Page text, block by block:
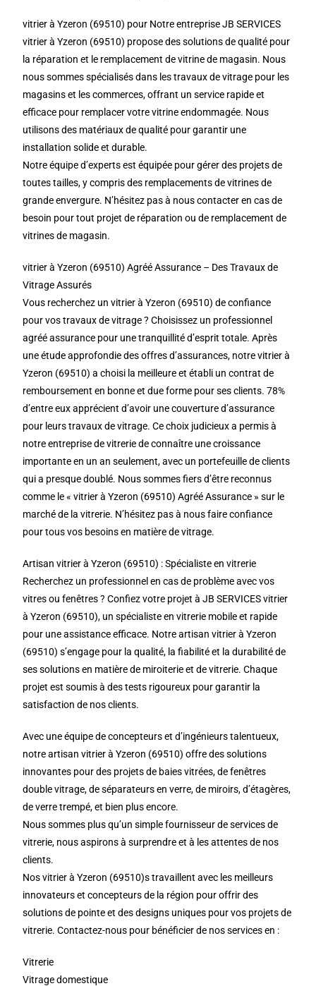
vitrier à Yzeron (69510) pour Notre entreprise JB SERVICES
vitrier à Yzeron (69510) propose des solutions de qualité pour
la réparation et le remplacement de vitrine de magasin. Nous
nous sommes spécialisés dans les travaux de vitrage pour les
magasins et les commerces, offrant un service rapide et
efficace pour remplacer votre vitrine endommagée. Nous
utilisons des matériaux de qualité pour garantir une
installation solide et durable.
Notre équipe d’experts est équipée pour gérer des projets de
toutes tailles, y compris des remplacements de vitrines de
grande envergure. N’hésitez pas à nous contacter en cas de
besoin pour tout projet de réparation ou de remplacement de
vitrines de magasin.
vitrier à Yzeron (69510) Agréé Assurance – Des Travaux de
Vitrage Assurés
Vous recherchez un vitrier à Yzeron (69510) de confiance
pour vos travaux de vitrage ? Choisissez un professionnel
agréé assurance pour une tranquillité d’esprit totale. Après
une étude approfondie des offres d’assurances, notre vitrier à
Yzeron (69510) a choisi la meilleure et établi un contrat de
remboursement en bonne et due forme pour ses clients. 78%
d’entre eux apprécient d’avoir une couverture d’assurance
pour leurs travaux de vitrage. Ce choix judicieux a permis à
notre entreprise de vitrerie de connaître une croissance
importante en un an seulement, avec un portefeuille de clients
qui a presque doublé. Nous sommes fiers d’être reconnus
comme le « vitrier à Yzeron (69510) Agréé Assurance » sur le
marché de la vitrerie. N’hésitez pas à nous faire confiance
pour tous vos besoins en matière de vitrage.
Artisan vitrier à Yzeron (69510) : Spécialiste en vitrerie
Recherchez un professionnel en cas de problème avec vos
vitres ou fenêtres ? Confiez votre projet à JB SERVICES vitrier
à Yzeron (69510), un spécialiste en vitrerie mobile et rapide
pour une assistance efficace. Notre artisan vitrier à Yzeron
(69510) s’engage pour la qualité, la fiabilité et la durabilité de
ses solutions en matière de miroiterie et de vitrerie. Chaque
projet est soumis à des tests rigoureux pour garantir la
satisfaction de nos clients.
Avec une équipe de concepteurs et d’ingénieurs talentueux,
notre artisan vitrier à Yzeron (69510) offre des solutions
innovantes pour des projets de baies vitrées, de fenêtres
double vitrage, de séparateurs en verre, de miroirs, d’étagères,
de verre trempé, et bien plus encore.
Nous sommes plus qu’un simple fournisseur de services de
vitrerie, nous aspirons à surprendre et à les attentes de nos
clients.
Nos vitrier à Yzeron (69510)s travaillent avec les meilleurs
innovateurs et concepteurs de la région pour offrir des
solutions de pointe et des designs uniques pour vos projets de
vitrerie. Contactez-nous pour bénéficier de nos services en :
Vitrerie
Vitrage domestique